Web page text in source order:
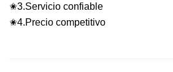
✬3.Servicio confiable
✬4.Precio competitivo